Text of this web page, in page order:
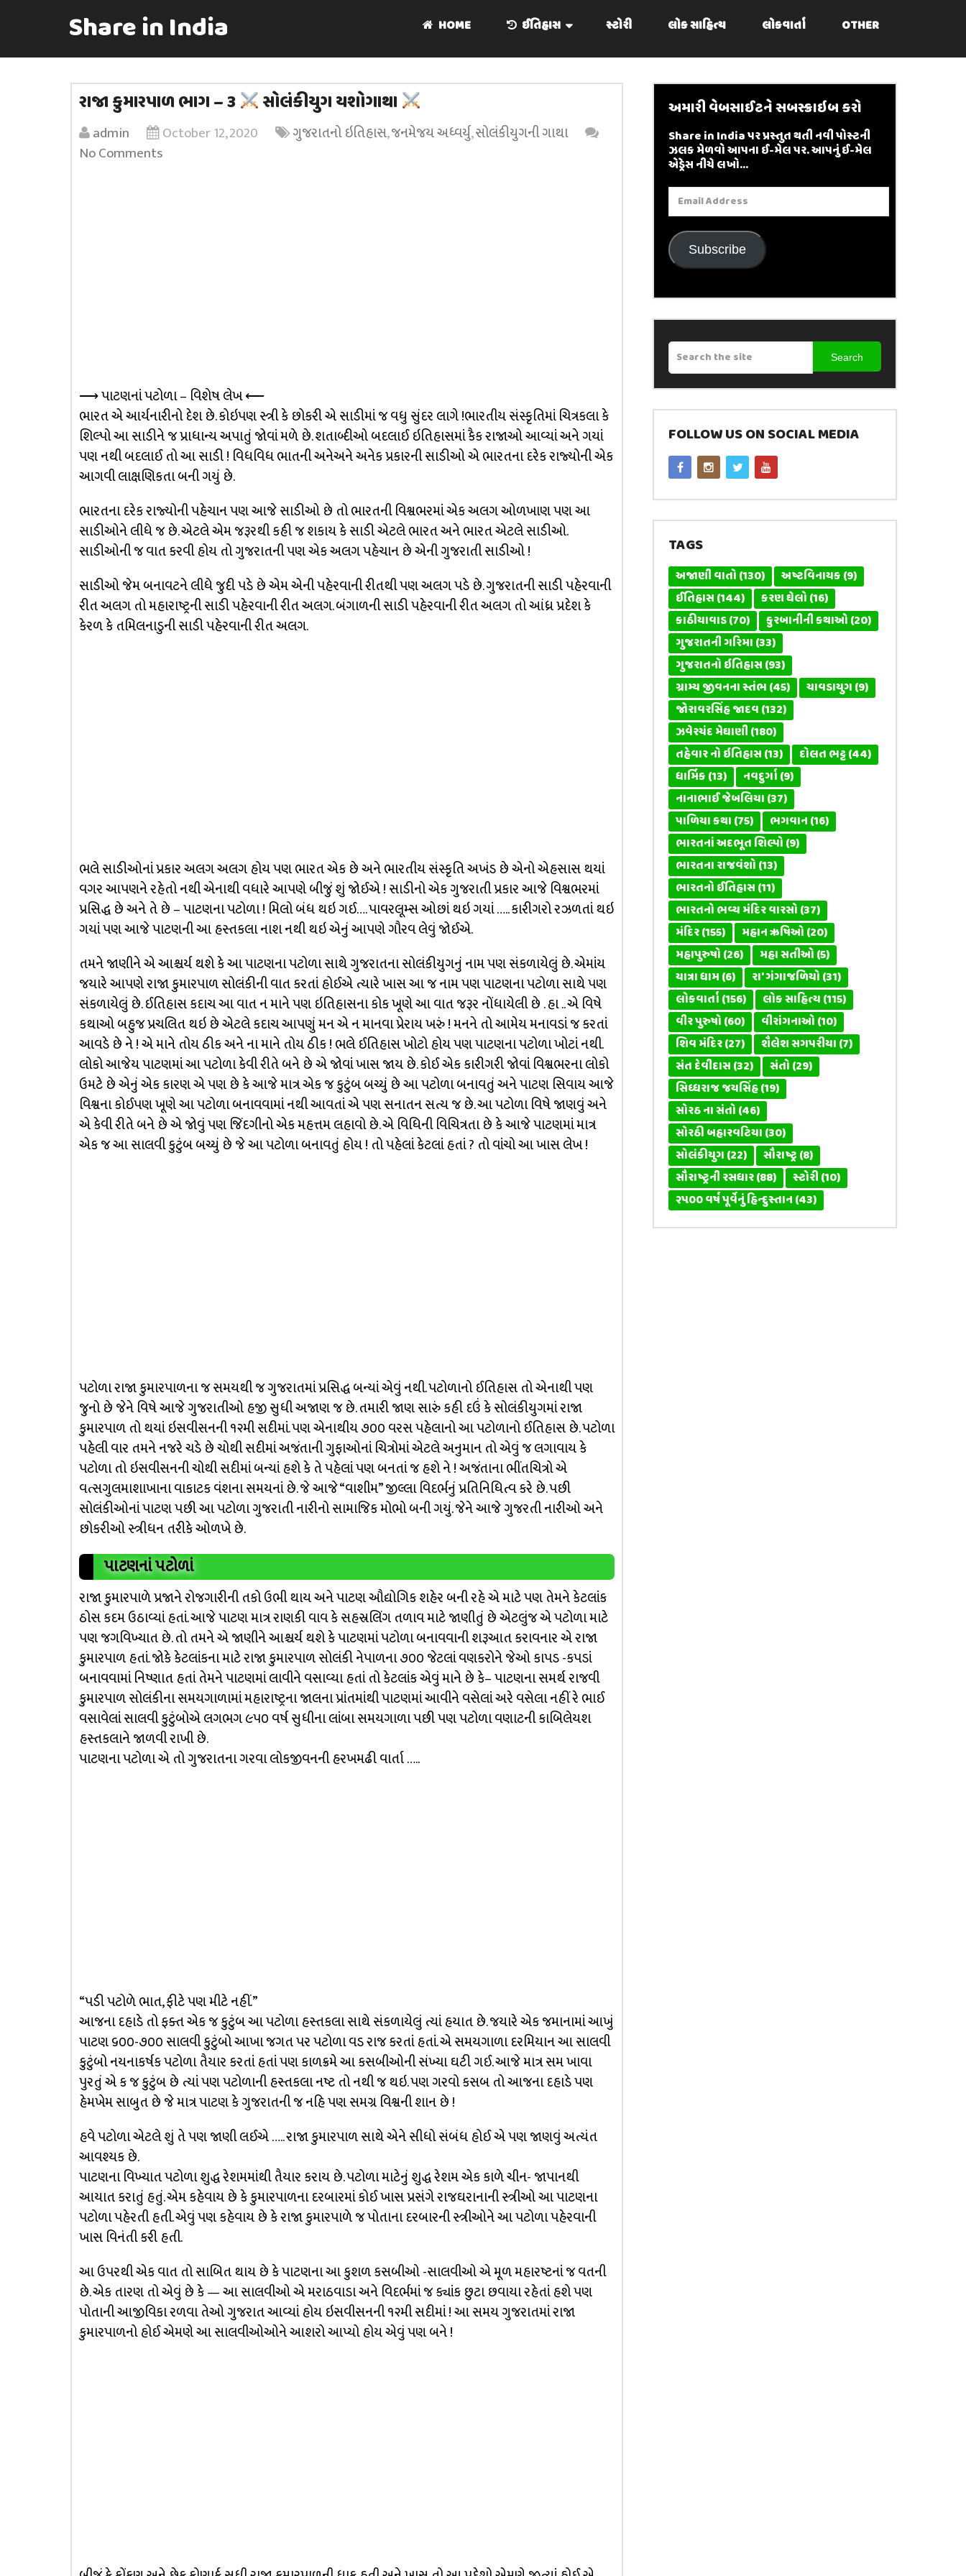
Share in India HOME ઈતિહાસ સ્ટોરી લોક સાહિત્ય લોકવાર્તા OTHER
રાજા કુમારપાળ ભાગ – 3 સોલંકીયુગ યશોગાથા
admin October 12, 2020 ગુજરાતનો ઇતિહાસ,જનમેજય અધ્વર્યુ,સોલંકીયુગની ગાથા
No Comments
⟶ પાટણનાં પટોળા – વિશેષ લેખ ⟵
ભારત એ આર્યનારીનો દેશ છે. કોઇપણ સ્ત્રી કે છોકરી એ સાડીમાં જ વધુ સુંદર લાગે !ભારતીય સંસ્કૃતિમાં ચિત્રકલા કે
શિલ્પો આ સાડીને જ પ્રાધાન્ય અપાતું જોવાં મળે છે. શતાબ્દીઓ બદલાઈ ઇતિહાસમાં કૈક રાજાઓ આવ્યાં અને ગયાં
પણ નથી બદલાઈ તો આ સાડી ! વિધવિધ ભાતની અનેઅને અનેક પ્રકારની સાડીઓ એ ભારતના દરેક રાજ્યોની એક
આગવી લાક્ષણિકતા બની ગયું છે.
ભારતના દરેક રાજ્યોની પહેચાન પણ આજે સાડીઓ છે તો ભારતની વિશ્વભરમાં એક અલગ ઓળખાણ પણ આ
સાડીઓને લીધે જ છે. એટલે એમ જરૂરથી કહી જ શકાય કે સાડી એટલે ભારત અને ભારત એટલે સાડીઓ.
સાડીઓની જ વાત કરવી હોય તો ગુજરાતની પણ એક અલગ પહેચાન છે એની ગુજરાતી સાડીઓ !
સાડીઓ જેમ બનાવટને લીધે જુદી પડે છે એમ એની પહેરવાની રીતથી પણ અલગ પડે છે. ગુજરાતની સાડી પહેરવાની
રીત અલગ તો મહારાષ્ટ્રની સાડી પહેરવાની રીત અલગ. બંગાળની સાડી પહેરવાની રીત અલગ તો આંધ્ર પ્રદેશ કે
કેરળ કે તમિલનાડુની સાડી પહેરવાની રીત અલગ.
ભલે સાડીઓનાં પ્રકાર અલગ અલગ હોય પણ ભારત એક છે અને ભારતીય સંસ્કૃતિ અખંડ છે એનો એહસાસ થયાં
વગર આપણને રહેતો નથી એનાથી વધારે આપણે બીજું શું જોઈએ ! સાડીનો એક ગુજરાતી પ્રકાર આજે વિશ્વભરમાં
પ્રસિદ્ધ છે અને તે છે – પાટણના પટોળા ! મિલો બંધ થઇ ગઈ…. પાવરલૂમ્સ ઓછાં થઇ ગયાં ….. કારીગરો રઝળતાં થઇ
ગયાં પણ આજે પાટણની આ હસ્તકલા નાશ નથી થઇ એનું આપણે ગૌરવ લેવું જોઈએ.
તમને જાણીને એ આશ્ચર્ય થશે કે આ પાટણના પટોળા સાથે ગુજરાતના સોલંકીયુગનું નામ પણ સંકળાયેલું છે. એમાંય
જયારે આપણે રાજા કુમારપાળ સોલંકીની વાત કરતાં હોઈએ ત્યારે ખાસ આ જ નામ પણ પાટણના પટોળા સાથે પણ
સંકળાયેલું છે. ઈતિહાસ કદાચ આ વાત ન માને પણ ઇતિહાસના કોક ખૂણે આ વાત જરૂર નોંધાયેલી છે . હા .. એ વિષે
કથાઓ બહુજ પ્રચલિત થઇ છે એટલે કદાચ આપણું મન એ ન માનવા પ્રેરાય ખરું ! મનને તો આમેય મનાવડાં જ કરતાં
આવડે છે ને ! એ માને તોય ઠીક અને ના માને તોય ઠીક ! ભલે ઈતિહાસ ખોટો હોય પણ પાટણના પટોળા ખોટાં નથી.
લોકો આજેય પાટણમાં આ પટોળા કેવી રીતે બને છે એ જોવાં ખાસ જાય છે. કોઈ એક કારીગરી જોવાં વિશ્વભરના લોકો
ઉમટે છે એનું એક કારણ એ પણ છે કે આજે માત્ર એક જ કુટુંબ બચ્યું છે આ પટોળા બનાવતું અને પાટણ સિવાય આજે
વિશ્વના કોઈપણ ખૂણે આ પટોળા બનાવવામાં નથી આવતાં એ પણ સનાતન સત્ય જ છે. આ પટોળા વિષે જાણવું અને
એ કેવી રીતે બને છે એ જોવું પણ જિંદગીનો એક મહત્તમ લહાવો છે. એ વિધિની વિચિત્રતા છે કે આજે પાટણમાં માત્ર
એક જ આ સાલવી કુટુંબ બચ્યું છે જે આ પટોળા બનાવતું હોય ! તો પહેલાં કેટલાં હતાં ? તો વાંચો આ ખાસ લેખ !
પટોળા રાજા કુમારપાળના જ સમયથી જ ગુજરાતમાં પ્રસિદ્ધ બન્યાં એવું નથી. પટોળાનો ઈતિહાસ તો એનાથી પણ
જુનો છે જેને વિષે આજે ગુજરાતીઓ હજી સુધી અજાણ જ છે. તમારી જાણ સારું કહી દઉં કે સોલંકીયુગમાં રાજા
કુમારપાળ તો થયાં ઇસવીસનની ૧૨મી સદીમાં. પણ એનાથીય ૭૦૦ વરસ પહેલાનો આ પટોળાનો ઈતિહાસ છે. પટોળા
પહેલી વાર તમને નજરે ચડે છે ચોથી સદીમાં અજંતાની ગુફાઓનાં ચિત્રોમાં એટલે અનુમાન તો એવું જ લગાવાય કે
પટોળા તો ઇસવીસનની ચોથી સદીમાં બન્યાં હશે કે તે પહેલાં પણ બનતાં જ હશે ને ! અજંતાના ભીંતચિત્રો એ
વત્સગુલમાશાખાના વાકાટક વંશના સમયનાં છે. જે આજે “વાશીમ” જીલ્લા વિદર્ભનું પ્રતિનિધિત્વ કરે છે. પછી
સોલંકીઓનાં પાટણ પછી આ પટોળા ગુજરાતી નારીનો સામાજિક મોભો બની ગયું. જેને આજે ગુજરતી નારીઓ અને
છોકરીઓ સ્ત્રીધન તરીકે ઓળખે છે.
પાટણનાં પટોળાં
રાજા કુમારપાળે પ્રજાને રોજગારીની તકો ઉભી થાય અને પાટણ ઔદ્યોગિક શહેર બની રહે એ માટે પણ તેમને કેટલાંક
ઠોસ કદમ ઉઠાવ્યાં હતાં. આજે પાટણ માત્ર રાણકી વાવ કે સહસ્રલિંગ તળાવ માટે જાણીતું છે એટલુંજ એ પટોળા માટે
પણ જગવિખ્યાત છે. તો તમને એ જાણીને આશ્ચર્ય થશે કે પાટણમાં પટોળા બનાવવાની શરૂઆત કરાવનાર એ રાજા
કુમારપાળ હતાં. જોકે કેટલાંકના માટે રાજા કુમારપાળ સોલંકી નેપાળના ૭૦૦ જેટલાં વણકરોને જેઓ કાપડ -કપડાં
બનાવવામાં નિષ્ણાત હતાં તેમને પાટણમાં લાવીને વસાવ્યા હતાં તો કેટલાંક એવું માને છે કે– પાટણના સમર્થ રાજવી
કુમારપાળ સોલંકીના સમયગાળામાં મહારાષ્ટ્રના જાલના પ્રાંતમાંથી પાટણમાં આવીને વસેલાં અરે વસેલા નહીં રે ભાઈ
વસાવેલાં સાલવી કુટુંબોએ લગભગ ૯૫૦ વર્ષ સુધીના લાંબા સમયગાળા પછી પણ પટોળા વણાટની કાબિલેયશ
હસ્તકલાને જાળવી રાખી છે.
પાટણના પટોળા એ તો ગુજરાતના ગરવા લોકજીવનની હરખમઢી વાર્તા …..
“પડી પટોળે ભાત, ફીટે પણ મીટે નહીં.”
આજના દહાડે તો ફક્ત એક જ કુટુંબ આ પટોળા હસ્તકલા સાથે સંકળાયેલું ત્યાં હયાત છે. જયારે એક જમાનામાં આખું
પાટણ ૬૦૦-૭૦૦ સાલવી કુટુંબો આખા જગત પર પટોળા વડ રાજ કરતાં હતાં. એ સમયગાળા દરમિયાન આ સાલવી
કુટુંબો નયનાકર્ષક પટોળા તૈયાર કરતાં હતાં પણ કાળક્રમે આ કસબીઓની સંખ્યા ઘટી ગઈ. આજે માત્ર સમ ખાવા
પુરતું એ ક જ કુટુંબ છે ત્યાં પણ પટોળાની હસ્તકલા નષ્ટ તો નથી જ થઇ. પણ ગરવો કસબ તો આજના દહાડે પણ
હેમખેમ સાબુત છે જે માત્ર પાટણ કે ગુજરાતની જ નહિ પણ સમગ્ર વિશ્વની શાન છે !
હવે પટોળા એટલે શું તે પણ જાણી લઈએ ….. રાજા કુમારપાળ સાથે એને સીધો સંબંધ હોઈ એ પણ જાણવું અત્યંત
આવશ્યક છે.
પાટણના વિખ્યાત પટોળા શુદ્ધ રેશમમાંથી તૈયાર કરાય છે. પટોળા માટેનું શુદ્ધ રેશમ એક કાળે ચીન- જાપાનથી
આયાત કરાતું હતું. એમ કહેવાય છે કે કુમારપાળના દરબારમાં કોઈ ખાસ પ્રસંગે રાજઘરાનાની સ્ત્રીઓ આ પાટણના
પટોળા પહેરતી હતી. એવું પણ કહેવાય છે કે રાજા કુમારપાળે જ પોતાના દરબારની સ્ત્રીઓને આ પટોળા પહેરવાની
ખાસ વિનંતી કરી હતી.
આ ઉપરથી એક વાત તો સાબિત થાય છે કે પાટણના આ કુશળ કસબીઓ -સાલવીઓ એ મૂળ મહારષ્ટનાં જ વતની
છે. એક તારણ તો એવું છે કે — આ સાલવીઓ એ મરાઠવાડા અને વિદર્ભમાં જ ક્યાંક છુટા છવાયા રહેતાં હશે પણ
પોતાની આજીવિકા રળવા તેઓ ગુજરાત આવ્યાં હોય ઇસવીસનની ૧૨મી સદીમાં ! આ સમય ગુજરાતમાં રાજા
કુમારપાળનો હોઈ એમણે આ સાલવીઓઓને આશરો આપ્યો હોય એવું પણ બને !
અમારી વેબસાઈટને સબસ્ક્રાઇબ કરો
Share in India પર પ્રસ્તુત થતી નવી પોસ્ટની
ઝલક મેળવો આપના ઈ-મેલ પર. આપનું ઈ-મેલ
એડ્રેસ નીચે લખો...
Email
Address
Subscribe
Search
FOLLOW US ON SOCIAL MEDIA
TAGS
અજાણી વાતો(130) અષ્ટવિનાયક(9)
ઈતિહાસ(144) કરણ ઘેલો(16)
કાઠીયાવાડ(70) કુરબાનીની કથાઓ(20)
ગુજરાતની ગરિમા(33)
ગુજરાતનો ઇતિહાસ(93)
ગ્રામ્ય જીવનના સ્તંભ(45) ચાવડાયુગ(9)
જોરાવરસિંહ જાદવ(132)
ઝવેરચંદ મેઘાણી(180)
તહેવાર નો ઇતિહાસ(13) દોલત ભટ્ટ(44)
ધાર્મિક(13) નવદુર્ગા(9)
નાનાભાઈ જેબલિયા(37)
પાળિયા કથા(75) ભગવાન(16)
ભારતનાં અદભૂત શિલ્પો(9)
ભારતના રાજવંશો(13)
ભારતનો ઈતિહાસ(11)
ભારતનો ભવ્ય મંદિર વારસો(37)
મંદિર(155) મહાન ઋષિઓ(20)
મહાપુરુષો(26) મહા સતીઓ(5)
યાત્રા ધામ(6) રા' ગંગાજળિયો(31)
લોકવાર્તા(156) લોક સાહિત્ય(115)
વીર પુરુષો(60) વીરાંગનાઓ(10)
શિવ મંદિર(27) શૈલેશ સગપરીયા(7)
સંત દેવીદાસ(32) સંતો(29)
સિધ્ધરાજ જયસિંહ(19)
સોરઠ ના સંતો(46)
સોરઠી બહારવટિયા(30)
સોલંકીયુગ(22) સૌરાષ્ટ્ર(8)
સૌરાષ્ટ્રની રસધાર(88) સ્ટોરી(10)
૨૫૦૦ વર્ષ પૂર્વેનું હિન્દુસ્તાન(43)